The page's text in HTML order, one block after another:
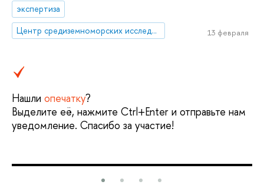
экспертиза
Центр средиземноморских исследований
13 февраля
Нашли опечатку?
Выделите её, нажмите Ctrl+Enter и отправьте нам
уведомление. Спасибо за участие!